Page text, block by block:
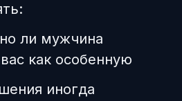
ли мужчина
как особенную
иногда